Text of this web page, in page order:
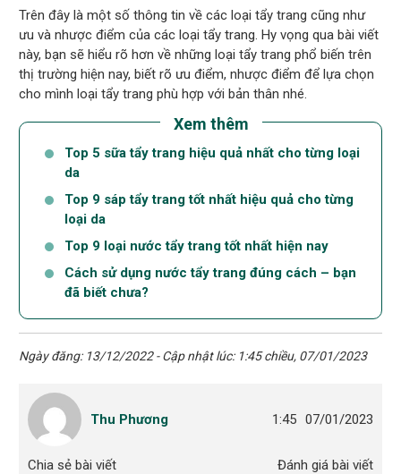
Trên đây là một số thông tin về các loại tẩy trang cũng như
ưu và nhược điểm của các loại tẩy trang. Hy vọng qua bài viết
này, bạn sẽ hiểu rõ hơn về những loại tẩy trang phổ biến trên
thị trường hiện nay, biết rõ ưu điểm, nhược điểm để lựa chọn
cho mình loại tẩy trang phù hợp với bản thân nhé.
Xem thêm
Top 5 sữa tẩy trang hiệu quả nhất cho từng loại
da
Top 9 sáp tẩy trang tốt nhất hiệu quả cho từng
loại da
Top 9 loại nước tẩy trang tốt nhất hiện nay
Cách sử dụng nước tẩy trang đúng cách – bạn
đã biết chưa?
Ngày đăng: 13/12/2022 - Cập nhật lúc: 1:45 chiều, 07/01/2023
Thu Phương 1:45 07/01/2023
Chia sẻ bài viết Đánh giá bài viết